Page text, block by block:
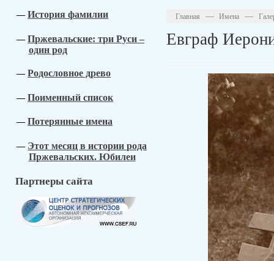
История фамилии
Пржевальские: три Руси –
один род
Родословное древо
Поименный список
Потерянные имена
Этот месяц в истории рода
Пржевальских. Юбилеи
Партнеры сайта
Главная — Имена —
Евграф